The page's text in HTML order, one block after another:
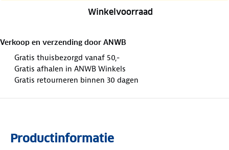
Winkelvoorraad
Verkoop en verzending door ANWB
Gratis thuisbezorgd vanaf 50,-
Gratis afhalen in ANWB Winkels
Gratis retourneren binnen 30 dagen
Productinformatie